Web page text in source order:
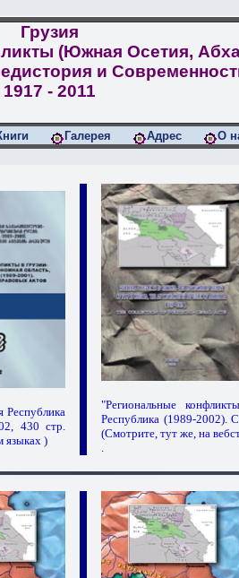
Грузия
(Южная Осетия,
и
1917 - 2011
Галерея Адрес О
Республика
430 стр.
языках )
"Региональные
Республика (1989-2002).
(Смотрите, тут же, на
.